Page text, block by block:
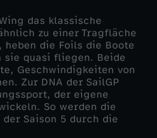
das klassische
zu einer Tragfläche
die Foils die Boote
sie quasi fliegen. Beide
Geschwindigkeiten von
Zur DNA der SailGP
der eigene
So werden die
Saison 5 durch die